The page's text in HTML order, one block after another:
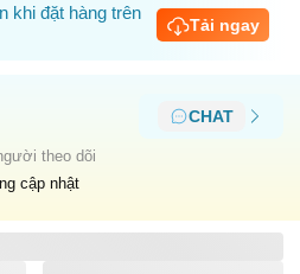
khi đặt hàng trên
Tải ngay
CHAT
theo dõi
cập nhật